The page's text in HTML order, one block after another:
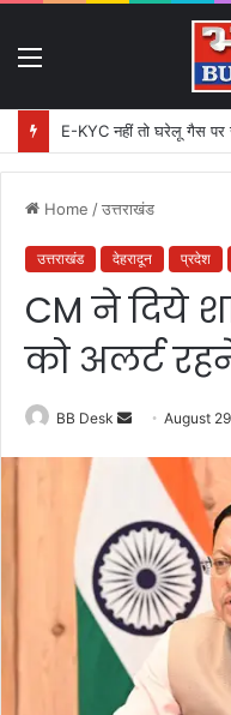
E-KYC नहीं तो घरेलू गैस
Home /उत्तराखंड
उत्तराखंड देहरादून प्रदेश
CM ने दिये
को अलर्ट
BB Desk
a
n
e
m
i
August